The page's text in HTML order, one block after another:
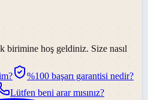
birimine hoş geldiniz. Size nasıl
%100 başarı garantisi nedir?
Lütfen beni arar mısınız?